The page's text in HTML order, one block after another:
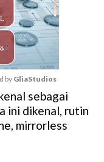
M
u
t
by GliaStudios
sebagai
ini dikenal, rutin
mirrorless